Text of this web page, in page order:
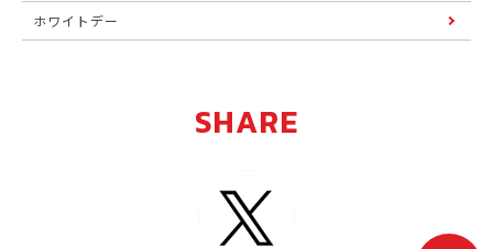
ホワイトデー
SHARE